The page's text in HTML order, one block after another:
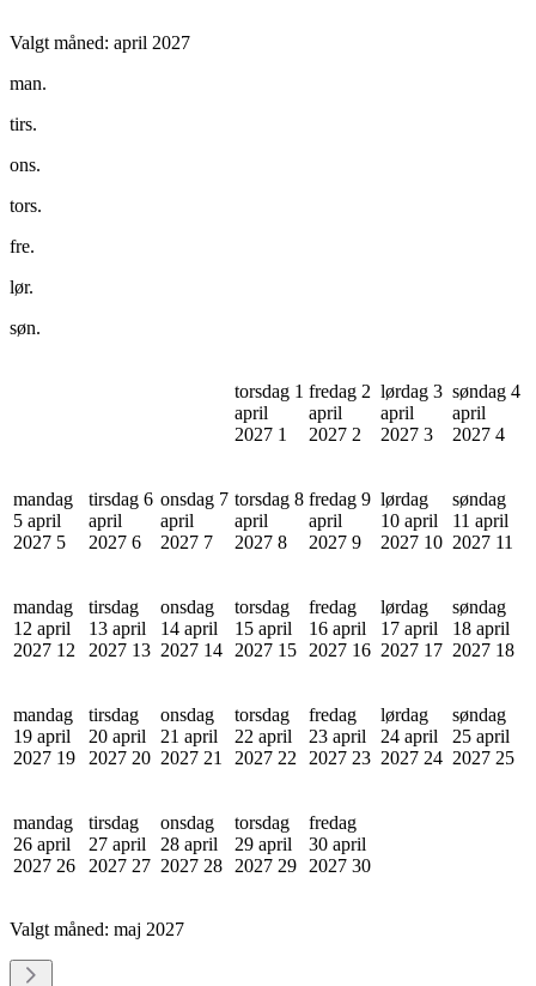
Valgt måned: april 2027
man.
tirs.
ons.
tors.
fre.
lør.
søn.
torsdag 1
april
2027 1
fredag 2
april
2027 2
lørdag 3
april
2027 3
søndag 4
april
2027 4
mandag
5 april
2027 5
tirsdag 6
april
2027 6
onsdag 7
april
2027 7
torsdag 8
april
2027 8
fredag 9
april
2027 9
lørdag
10 april
2027 10
søndag
11 april
2027 11
mandag
12 april
2027 12
tirsdag
13 april
2027 13
onsdag
14 april
2027 14
torsdag
15 april
2027 15
fredag
16 april
2027 16
lørdag
17 april
2027 17
søndag
18 april
2027 18
mandag
19 april
2027 19
tirsdag
20 april
2027 20
onsdag
21 april
2027 21
torsdag
22 april
2027 22
fredag
23 april
2027 23
lørdag
24 april
2027 24
søndag
25 april
2027 25
mandag
26 april
2027 26
tirsdag
27 april
2027 27
onsdag
28 april
2027 28
torsdag
29 april
2027 29
fredag
30 april
2027 30
Valgt måned: maj 2027